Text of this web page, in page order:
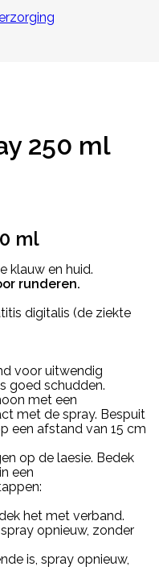
250 ml
ml
klauw en huid.
runderen.
digitalis (de ziekte
voor uitwendig
goed schudden.
met een
met de spray. Bespuit
een afstand van 15 cm
op de laesie. Bedek
een
het met verband.
opnieuw, zonder
is, spray opnieuw,